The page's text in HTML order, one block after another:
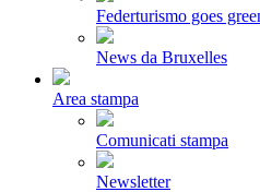
Federturismo goes
News da Bruxelles
Area stampa
Comunicati stampa
Newsletter